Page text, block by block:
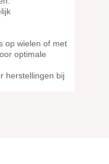
op wielen of met
optimale
herstellingen bij